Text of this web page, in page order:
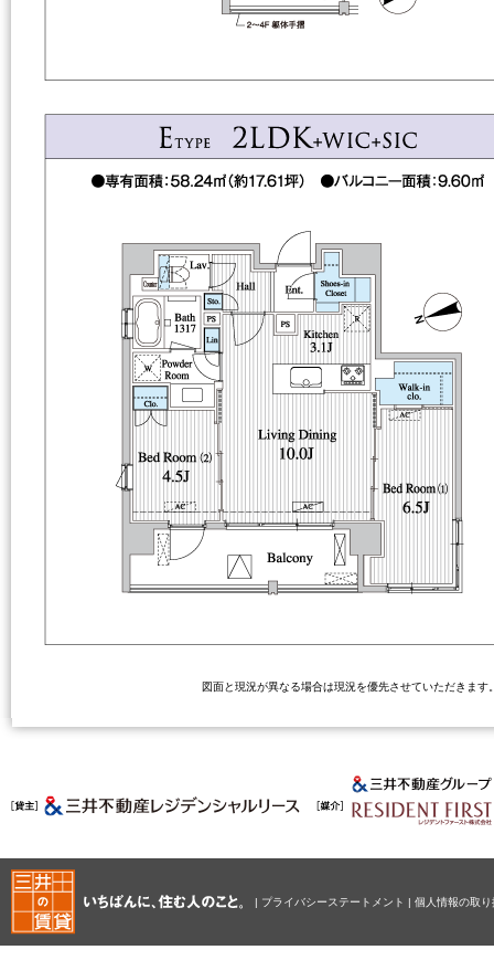
図面と現況が異なる場合は現況を優先させていただきま
| プライバシーステートメント | 個人情報の取